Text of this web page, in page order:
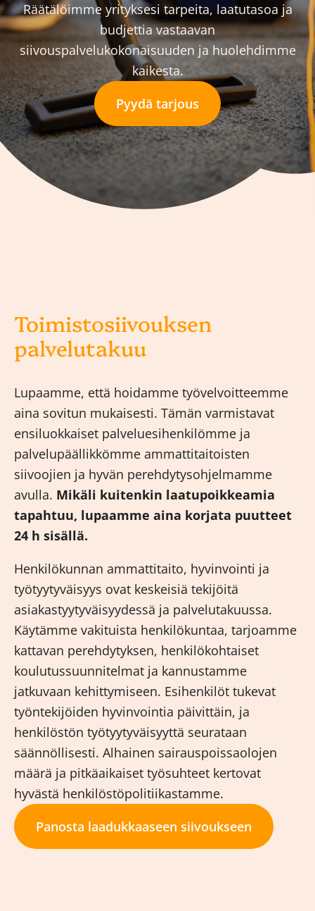
Räätälöimme yrityksesi tarpeita, laatutasoa ja
budjettia vastaavan
siivouspalvelukokonaisuuden ja huolehdimme
kaikesta.
Pyydä tarjous
Toimistosiivouksen
palvelutakuu
Lupaamme, että hoidamme työvelvoitteemme
aina sovitun mukaisesti. Tämän varmistavat
ensiluokkaiset palveluesihenkilömme ja
palvelupäällikkömme ammattitaitoisten
siivoojien ja hyvän perehdytysohjelmamme
avulla. Mikäli kuitenkin laatupoikkeamia
tapahtuu, lupaamme aina korjata puutteet
24 h sisällä.
Henkilökunnan ammattitaito, hyvinvointi ja
työtyytyväisyys ovat keskeisiä tekijöitä
asiakastyytyväisyydessä ja palvelutakuussa.
Käytämme vakituista henkilökuntaa, tarjoamme
kattavan perehdytyksen, henkilökohtaiset
koulutussuunnitelmat ja kannustamme
jatkuvaan kehittymiseen. Esihenkilöt tukevat
työntekijöiden hyvinvointia päivittäin, ja
henkilöstön työtyytyväisyyttä seurataan
säännöllisesti. Alhainen sairauspoissaolojen
määrä ja pitkäaikaiset työsuhteet kertovat
hyvästä henkilöstöpolitiikastamme.
Panosta laadukkaaseen siivoukseen